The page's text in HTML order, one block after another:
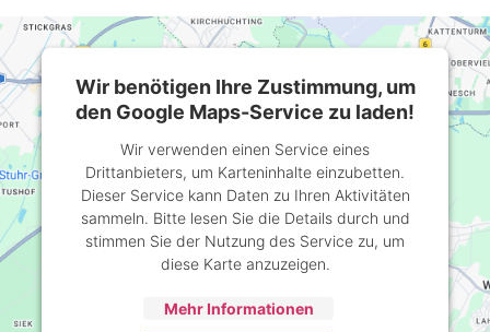
Wir benötigen Ihre Zustimmung, um
den Google Maps-Service zu laden!
Wir verwenden einen Service eines
Drittanbieters, um Karteninhalte einzubetten.
Dieser Service kann Daten zu Ihren Aktivitäten
sammeln. Bitte lesen Sie die Details durch und
stimmen Sie der Nutzung des Service zu, um
diese Karte anzuzeigen.
Mehr Informationen